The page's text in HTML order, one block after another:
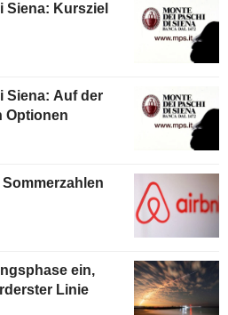
Siena: Kursziel
Siena: Auf der
Optionen
ein,
Linie